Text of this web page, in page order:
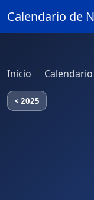
Calendario de
Inicio
< 2025